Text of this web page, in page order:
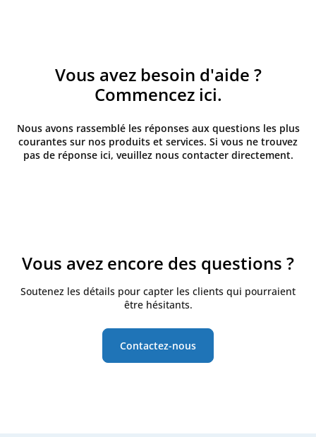
Vous avez besoin d'aide ?
Commencez ici.
Nous avons rassemblé les réponses aux questions les plus
courantes sur nos produits et services. Si vous ne trouvez
pas de réponse ici, veuillez nous contacter directement.
Vous avez encore des questions ?
Soutenez les détails pour capter les clients qui pourraient
être hésitants.
Contactez-nous